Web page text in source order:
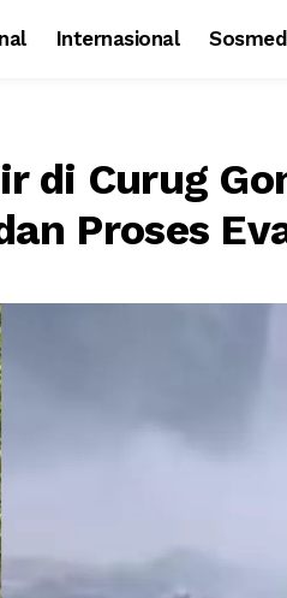
Internasional
di Curug
Proses